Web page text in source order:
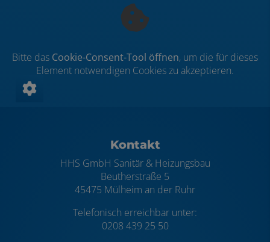
Bitte das Cookie-Consent-Tool öffnen, um die für dieses
Element notwendigen Cookies zu akzeptieren.
Footer - Kontaktdaten und
Kontakt
HHS GmbH Sanitär & Heizungsbau
Beutherstraße 5
45475 Mülheim an der Ruhr
Telefonisch erreichbar unter:
0208 439 25 50